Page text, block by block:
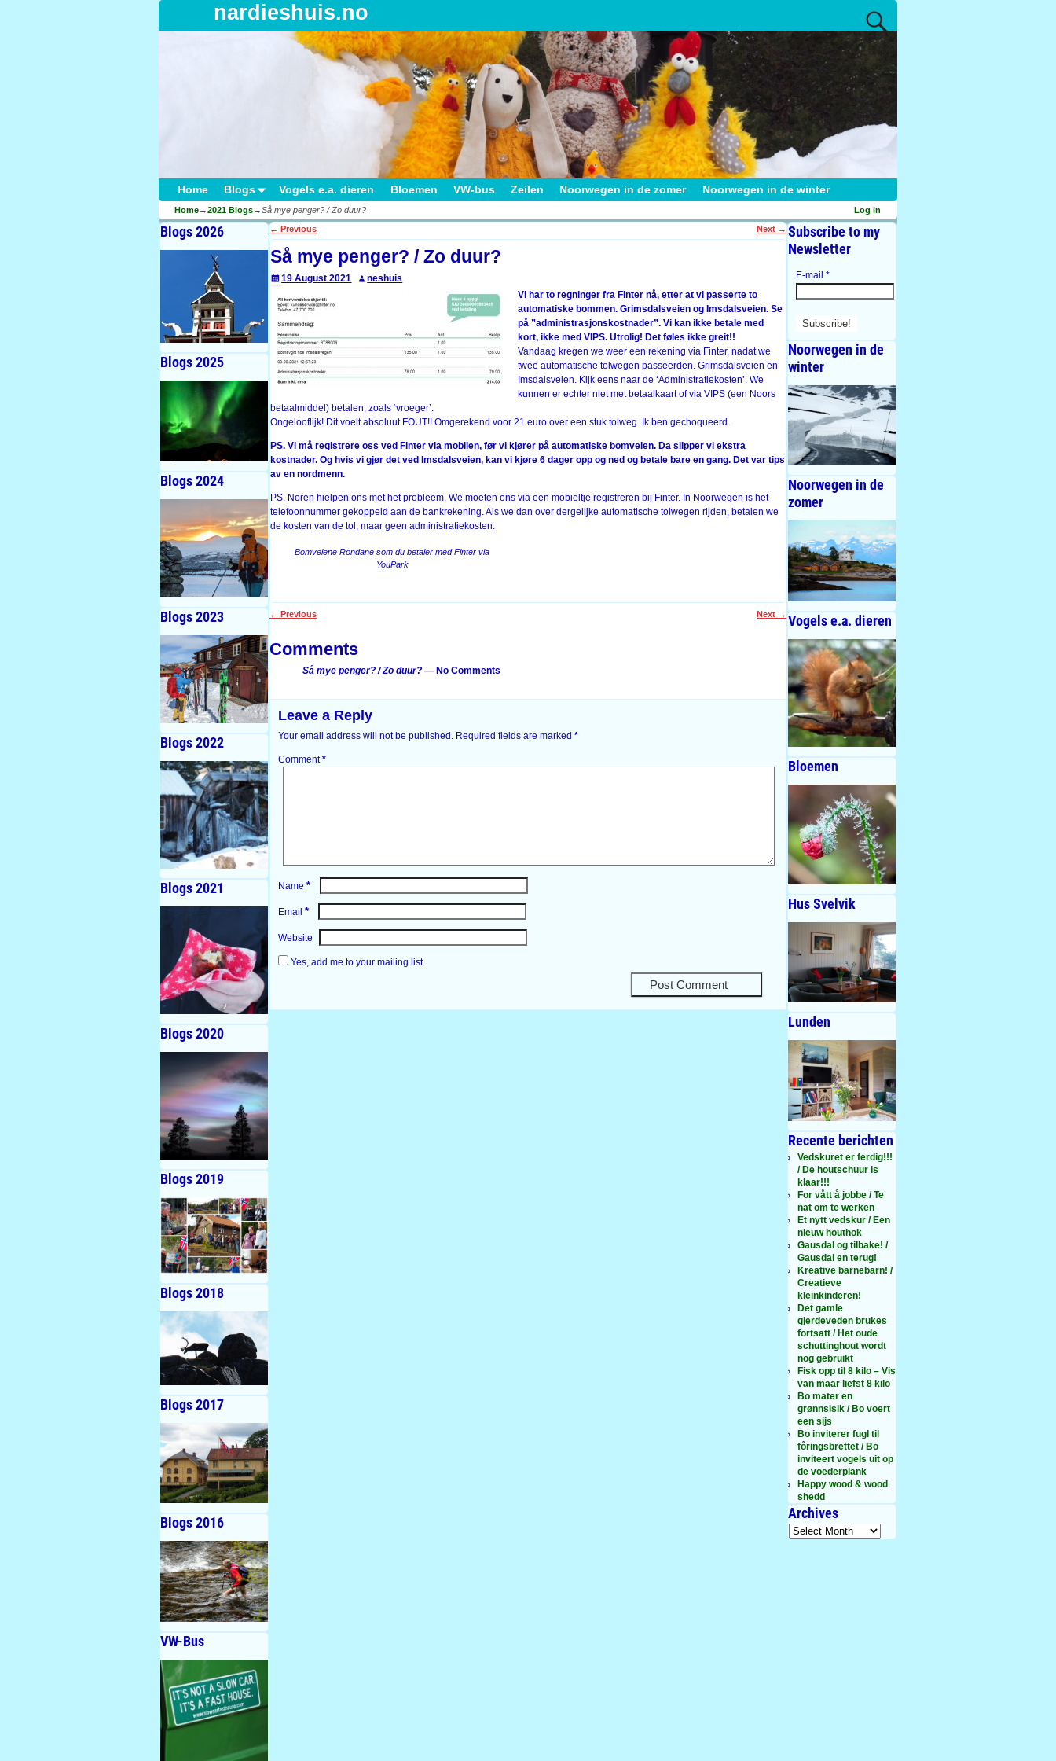
nardieshuis.no
Home Blogs Vogels e.a. dieren Bloemen VW-bus Zeilen Noorwegen in de zomer Noorwegen in de winter
Home→2021 Blogs→Så mye penger? / Zo duur? Log in
Post navigation
← Previous Next →
Så mye penger? / Zo duur?
19 August 2021
neshuis
Vi har to regninger fra Finter nå, etter at vi passerte to
automatiske bommen. Grimsdalsveien og Imsdalsveien. Se
på ”administrasjonskostnader”. Vi kan ikke betale med
kort, ikke med VIPS. Utrolig! Det føles ikke greit!!
Vandaag kregen we weer een rekening via Finter, nadat we
twee automatische tolwegen passeerden. Grimsdalsveien en
Imsdalsveien. Kijk eens naar de ‘Administratiekosten’. We
kunnen er echter niet met betaalkaart of via VIPS (een Noors
betaalmiddel) betalen, zoals ‘vroeger’.
Ongelooflijk! Dit voelt absoluut FOUT!! Omgerekend voor 21 euro over een stuk tolweg. Ik ben gechoqueerd.
PS. Vi må registrere oss ved Finter via mobilen, før vi kjører på automatiske bomveien. Da slipper vi ekstra
kostnader. Og hvis vi gjør det ved Imsdalsveien, kan vi kjøre 6 dager opp og ned og betale bare en gang. Det var tips
av en nordmenn.
PS. Noren hielpen ons met het probleem. We moeten ons via een mobieltje registreren bij Finter. In Noorwegen is het
telefoonnummer gekoppeld aan de bankrekening. Als we dan over dergelijke automatische tolwegen rijden, betalen we
de kosten van de tol, maar geen administratiekosten.
Bomveiene Rondane som du betaler med Finter via
YouPark
← Previous Next →
Comments
Så mye penger? / Zo duur? — No Comments
Leave a Reply
Your email address will not be published. Required fields are marked *
Comment*
Name *
Email *
Website
Yes, add me to your mailing list
Blogs 2026
Blogs 2025
Blogs 2024
Blogs 2023
Blogs 2022
Blogs 2021
Blogs 2020
Blogs 2019
Blogs 2018
Blogs 2017
Blogs 2016
VW-Bus
Subscribe to my
Newsletter
E-mail *
Noorwegen in de
winter
Noorwegen in de
zomer
Vogels e.a. dieren
Bloemen
Hus Svelvik
Lunden
Recente berichten
Vedskuret er ferdig!!!
/ De houtschuur is
klaar!!!
For vått å jobbe / Te
nat om te werken
Et nytt vedskur / Een
nieuw houthok
Gausdal og tilbake! /
Gausdal en terug!
Kreative barnebarn! /
Creatieve
kleinkinderen!
Det gamle
gjerdeveden brukes
fortsatt / Het oude
schuttinghout wordt
nog gebruikt
Fisk opp til 8 kilo – Vis
van maar liefst 8 kilo
Bo mater en
grønnsisik / Bo voert
een sijs
Bo inviterer fugl til
fôringsbrettet / Bo
inviteert vogels uit op
de voederplank
Happy wood & wood
shedd
Archives